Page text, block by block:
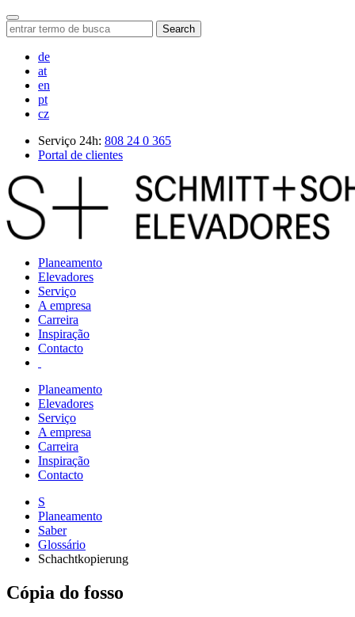
Search
de
at
en
pt
cz
Serviço 24h: 808 24 0 365
Portal de clientes
Planeamento
Elevadores
Serviço
A empresa
Carreira
Inspiração
Contacto
Planeamento
Elevadores
Serviço
A empresa
Carreira
Inspiração
Contacto
S
Planeamento
Saber
Glossário
Schachtkopierung
Cópia do fosso